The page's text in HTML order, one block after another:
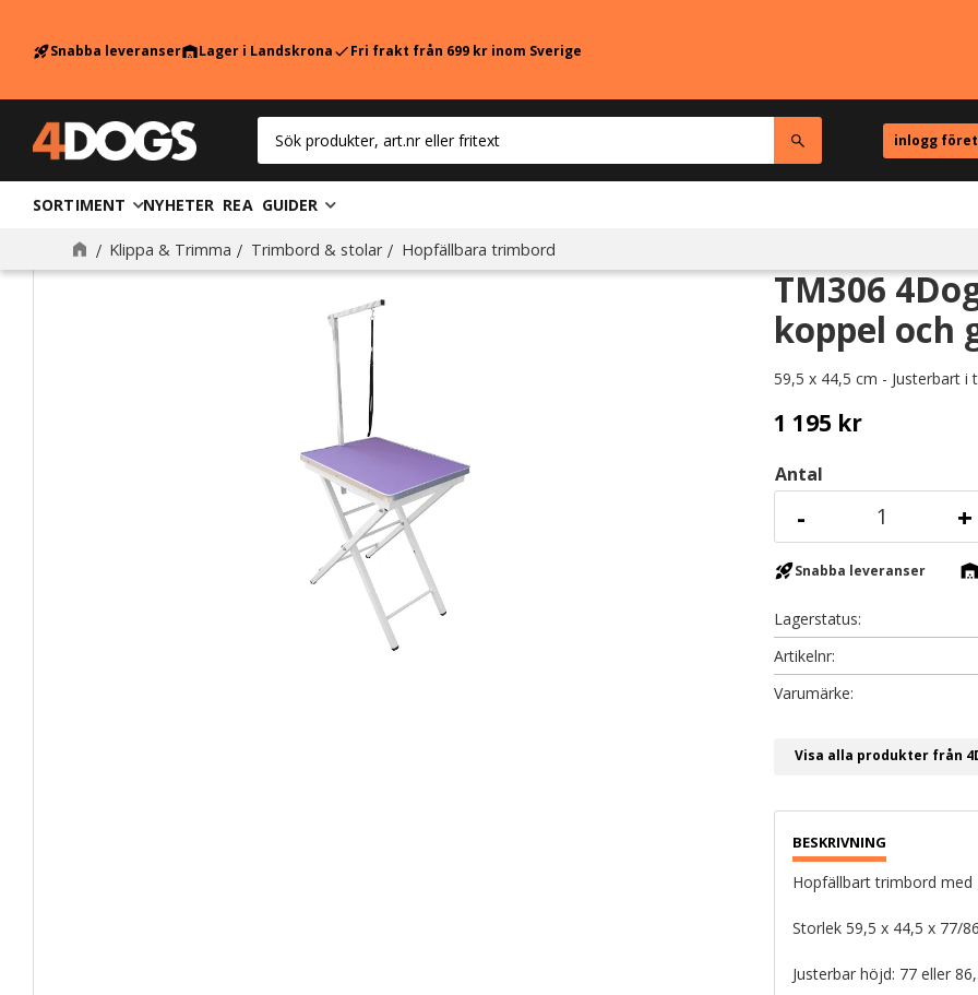
rocket_launchSnabba leveranserwarehouseLager i LandskronacheckFri frakt från 699 kr inom Sverige
inlogg
SORTIMENT NYHETER REA GUIDER
Klippa & Trimma Trimbord & stolar Hopfällbara trimbord
TM306
koppel och
59,5 x 44,5 cm - Justerbart i
1 195kr
Antal
+
-
rocket_launchSnabba leveranser
Lagerstatus
Artikelnr
Visa alla produkter från
Hopfällbart trimbord med
Storlek 59,5 x 44,5 x 77/
Justerbar höjd: 77 eller